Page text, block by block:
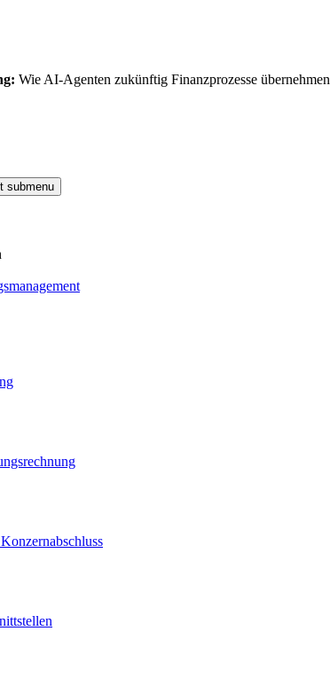
Wie AI‑Agenten zukünftig Finanzprozesse übernehmen
submenu